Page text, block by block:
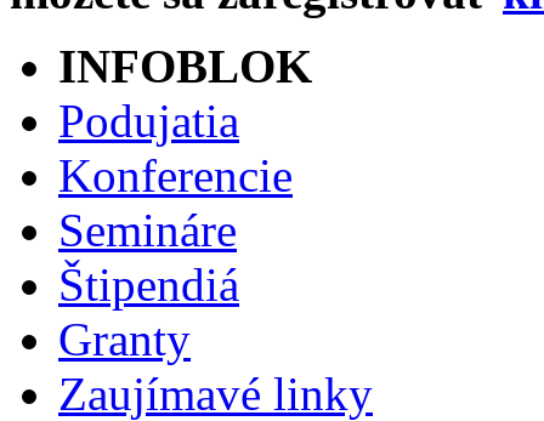
INFOBLOK
Podujatia
Konferencie
Semináre
Štipendiá
Granty
Zaujímavé linky